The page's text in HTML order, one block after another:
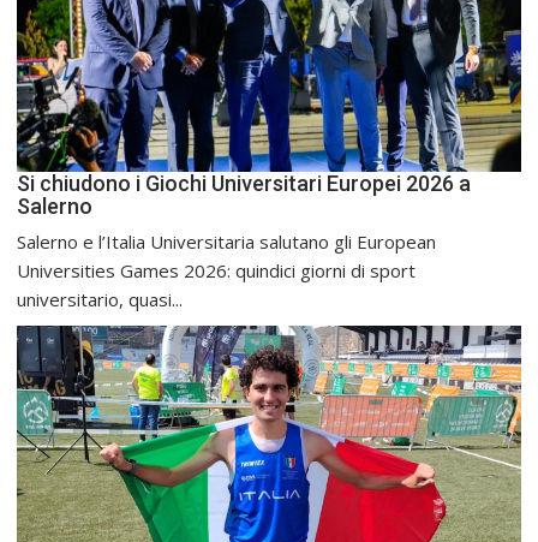
Si chiudono i Giochi Universitari Europei 2026 a
Salerno
Salerno e l’Italia Universitaria salutano gli European
Universities Games 2026: quindici giorni di sport
universitario, quasi...